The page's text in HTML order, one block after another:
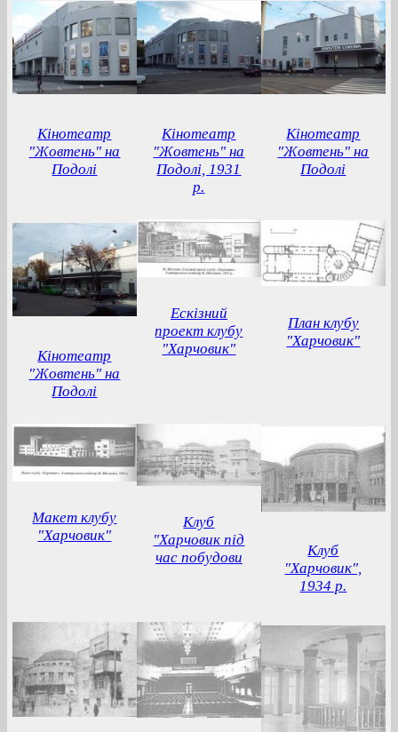
Кінотеатр
"Жовтень" на
Подолі
Кінотеатр
"Жовтень" на
Подолі, 1931
р.
Кінотеатр
"Жовтень" на
Подолі
Кінотеатр
"Жовтень" на
Подолі
Ескізний
проект клубу
"Харчовик"
План клубу
"Харчовик"
Макет клубу
"Харчовик"
Клуб
"Харчовик під
час побудови
Клуб
"Харчовик",
1934 р.